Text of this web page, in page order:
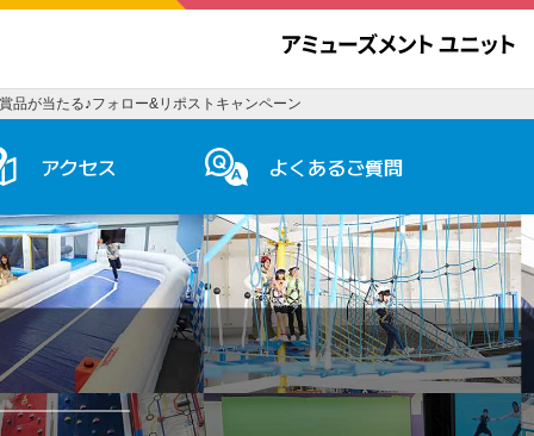
品が当たる♪フォロー&リポストキャンペーン
アクセス よくあるご質問